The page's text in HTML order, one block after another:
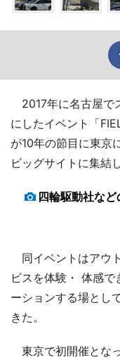
2017年に名古屋で
にしたイベント「
が10年の節目に東京
ビッグサイトに集結し
四輪駆動社な
同イベントはアウ
ビスを体験・ 体感
ーションする場とし
きた。
東京で初開催とな